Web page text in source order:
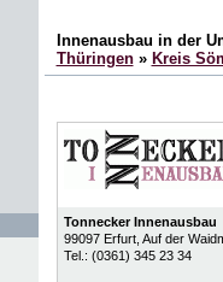
Innenausbau in der
Thüringen» Kreis
Tonnecker Innenausbau
99097 Erfurt, Auf der
Tel.: (0361) 345 23 34